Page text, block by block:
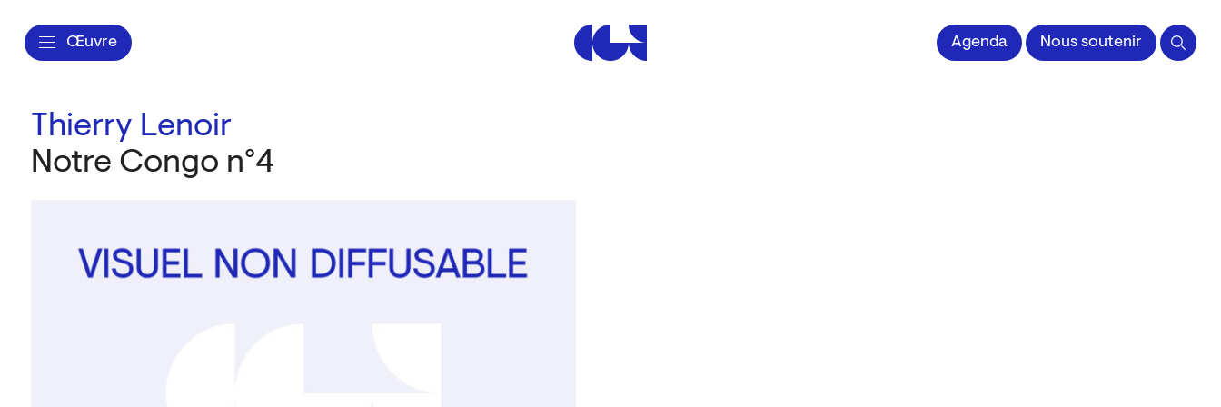
Œuvre Centre de la Gravure et de l'Image impriméeAgenda Nous soutenir
Thierry Lenoir
Notre Congo n°4